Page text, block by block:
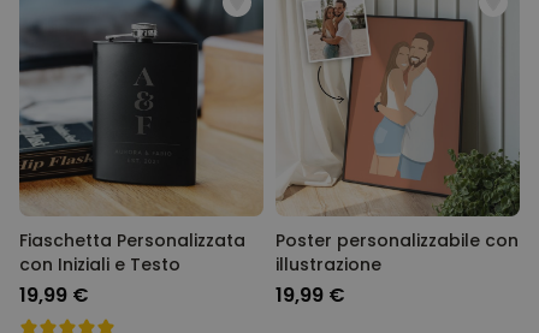
Fiaschetta Personalizzata
con Iniziali e Testo
19,99 €
Poster personalizzabile con
illustrazione
19,99 €